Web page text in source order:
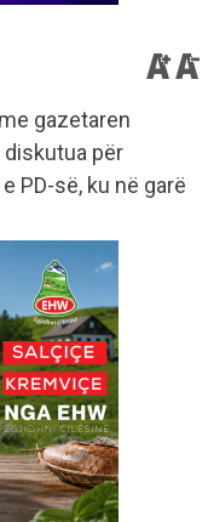
me gazetaren
diskutua për
PD-së, ku në garë